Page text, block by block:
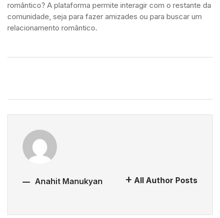
romântico? A plataforma permite interagir com o restante da
comunidade, seja para fazer amizades ou para buscar um
relacionamento romântico.
Anahit Manukyan All Author Posts